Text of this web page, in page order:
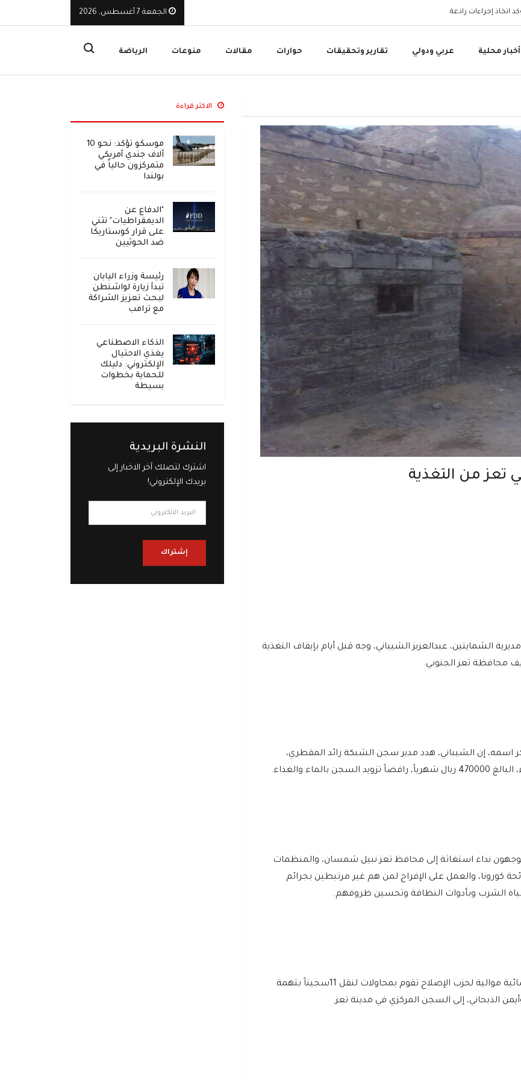
البنك المركزي اليمني يوقف تراخيص ثلاث منشآت صرافة ويأمر بإغلاق مقراتها
الجمعة 7 أغسطس, 2026
أخبار محلية عربي ودولي تقارير وتحقيقات حوارات مقالات منوعات الرياضة
تعز من التغذية
الشمايتين، عبدالعزيز الشيباني، وجه قبل أيام بإيقاف التغذية
محافظة تعز الجنوبي.
إن الشيباني، هدد مدير سجن الشبكة رائد المقطري،
والغذاء.
أن السجناء عددهم 117سجيناً، ويوجهون نداء استغاثة إلى محافظ تعز نبيل شمسان، والمنظمات
كورونا، والعمل على الإفراج لمن هم غير مرتبطين بجرائم
الشرب وبأدوات النظافة وتحسين ظروفهم.
وذكر المصدر، أن هناك قيادات أمنية وعسكرية وقضائية موالية لحزب الإصلاح تقوم بمحاولات لنقل 11سجيناً بتهمة
الذبحاني، إلى السجن المركزي في مدينة تعز.
الاكثر قراءة
موسكو تؤكد: نحو 10
آلاف جندي أمريكي
متمركزون حالياً في
بولندا
"الدفاع عن
الديمقراطيات" تثني
على قرار كوستاريكا
ضد الحوثيين
رئيسة وزراء اليابان
تبدأ زيارة لواشنطن
لبحث تعزيز الشراكة
مع ترامب
الذكاء الاصطناعي
يغذي الاحتيال
الإلكتروني: دليلك
للحماية بخطوات
بسيطة
النشرة البريدية
اشترك لتصلك آخر الاخبار إلى
بريدك الإلكتروني!
إشتراك